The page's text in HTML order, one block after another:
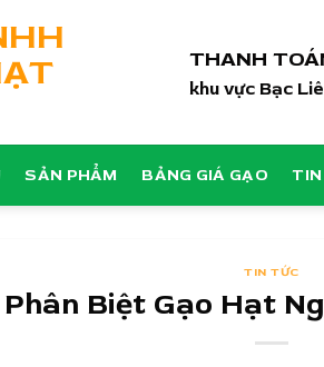
THANH
khu vực Bạc
SẢN PHẨM BẢNG GIÁ GẠO
TIN TỨC
Phân Biệt Gạo Hạt